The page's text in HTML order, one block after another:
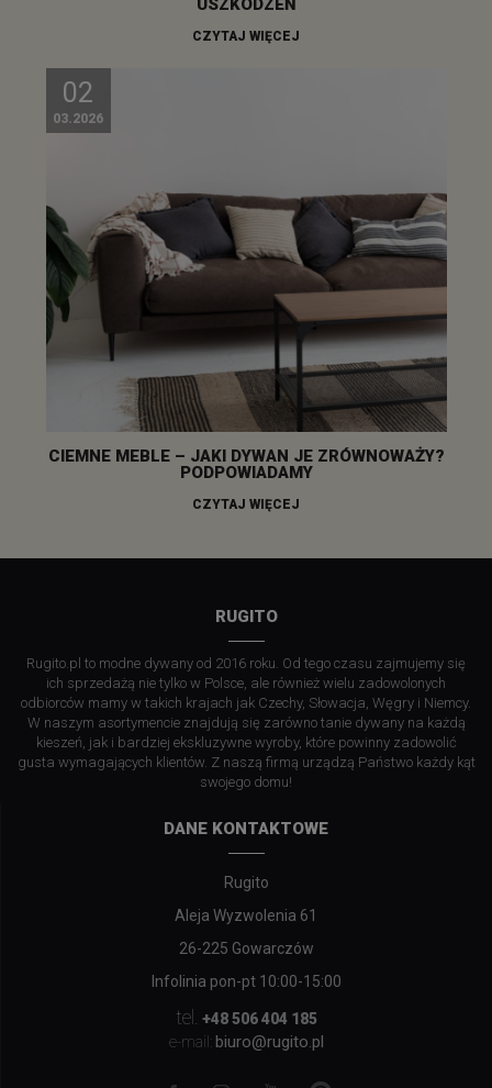
USZKODZEŃ
CZYTAJ WIĘCEJ
02
03.2026
CIEMNE MEBLE – JAKI DYWAN JE ZRÓWNOWAŻY?
PODPOWIADAMY
CZYTAJ WIĘCEJ
RUGITO
Rugito.pl to modne dywany od 2016 roku. Od tego czasu zajmujemy się
ich sprzedażą nie tylko w Polsce, ale również wielu zadowolonych
odbiorców mamy w takich krajach jak Czechy, Słowacja, Węgry i Niemcy.
W naszym asortymencie znajdują się zarówno tanie dywany na każdą
kieszeń, jak i bardziej ekskluzywne wyroby, które powinny zadowolić
gusta wymagających klientów. Z naszą firmą urządzą Państwo każdy kąt
swojego domu!
DANE KONTAKTOWE
Rugito
Aleja Wyzwolenia 61
26-225 Gowarczów
Infolinia pon-pt 10:00-15:00
tel.
+48 506 404 185
e-mail: biuro@rugito.pl